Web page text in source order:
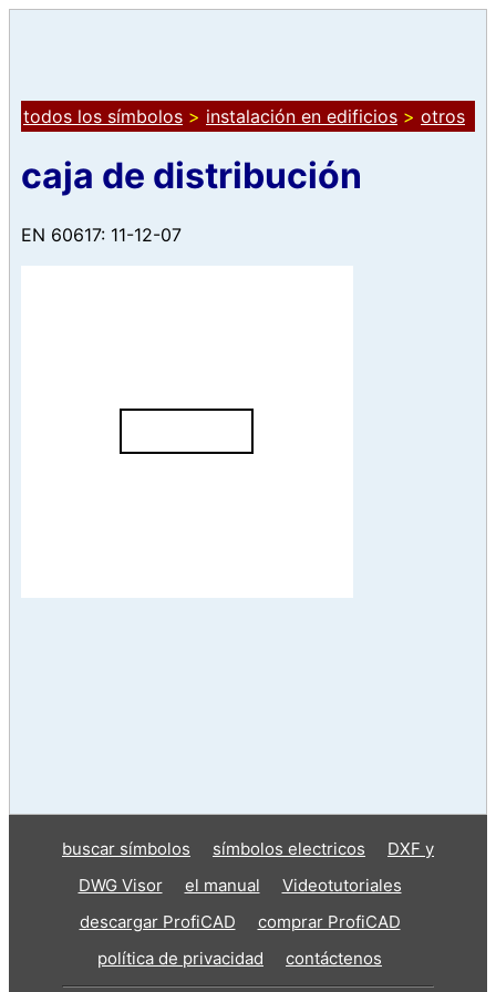
todos los símbolos > instalación en edificios > otros
caja de distribución
EN 60617: 11-12-07
buscar símbolos símbolos electricos
DXF y
DWG Visor
el manual
Videotutoriales
descargar ProfiCAD
comprar ProfiCAD
política de privacidad
contáctenos